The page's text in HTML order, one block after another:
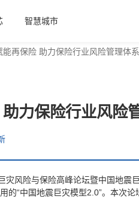
智慧城市
能再保险 助力保险行业风险管理体
力保险行业风险
灾风险与保险高峰论坛暨中国地震
的“中国地震巨灾模型2.0”。本次